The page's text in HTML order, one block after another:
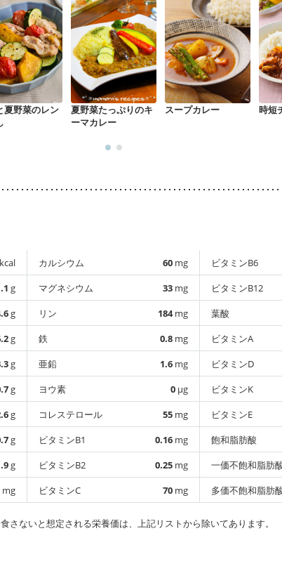
夏野菜のレン
夏野菜たっぷりのキ
ーマカレー
スープカレー 時短
kcal
g
g
g
g
g
g
g
g
mg
カルシウム 60 mg
マグネシウム
33 mg
リン
184mg
鉄
0.8 mg
亜鉛
1.6 mg
ヨウ素
0 µg
コレステロール
55 mg
ビタミンB1
0.16 mg
ビタミンB2
0.25 mg
ビタミンC
70 mg
ビタミンB6
ビタミンB12
葉酸
ビタミンA
ビタミンD
ビタミンK
ビタミンE
飽和脂肪酸
一価不飽和脂肪
多価不飽和脂肪
さないと想定される栄養価は、上記リストから除いてあります。